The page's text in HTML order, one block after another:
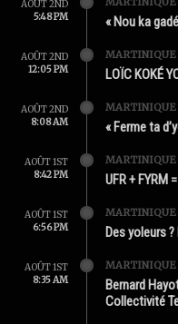
AOÛT 2ND
5:48 PM
« Nou ka
AOÛT 2ND
12:05 PM
MARTINIQUE
LOÏC KOKÉ
AOÛT 2ND
8:08 AM
MARTINIQUE
« Ferme ta
AOÛT 1ST
8:42 PM
MARTINIQUE
UFR + FYRM
AOÛT 1ST
6:56 PM
MARTINIQUE
Des yoleurs
AOÛT 1ST
8:35 AM
MARTINIQUE
Bernard
Collectivité